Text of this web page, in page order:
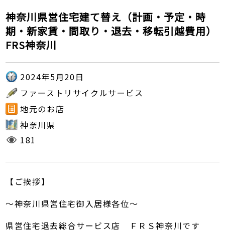
神奈川県営住宅建て替え（計画・予定・時
期・新家賃・間取り・退去・移転引越費用）
FRS神奈川
2024年5月20日
ファーストリサイクルサービス
地元のお店
神奈川県
181
【ご挨拶】
～神奈川県営住宅御入居様各位～
県営住宅退去総合サービス店 ＦＲＳ神奈川です